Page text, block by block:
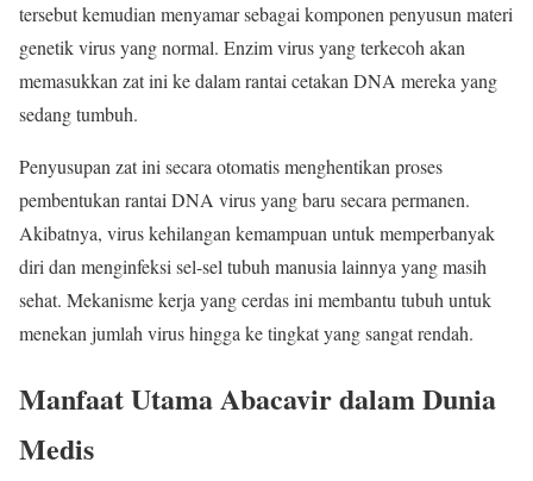
tersebut kemudian menyamar sebagai komponen penyusun materi
genetik virus yang normal. Enzim virus yang terkecoh akan
memasukkan zat ini ke dalam rantai cetakan DNA mereka yang
sedang tumbuh.
Penyusupan zat ini secara otomatis menghentikan proses
pembentukan rantai DNA virus yang baru secara permanen.
Akibatnya, virus kehilangan kemampuan untuk memperbanyak
diri dan menginfeksi sel-sel tubuh manusia lainnya yang masih
sehat. Mekanisme kerja yang cerdas ini membantu tubuh untuk
menekan jumlah virus hingga ke tingkat yang sangat rendah.
Manfaat Utama Abacavir dalam Dunia
Medis